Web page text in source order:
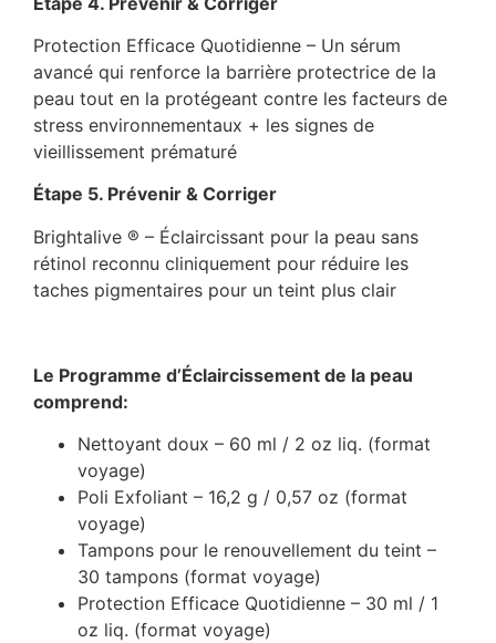
Protection Efficace Quotidienne – Un sérum
avancé qui renforce la barrière protectrice de la
peau tout en la protégeant contre les facteurs de
stress environnementaux + les signes de
vieillissement prématuré
Étape 5. Prévenir & Corriger
Brightalive ® – Éclaircissant pour la peau sans
rétinol reconnu cliniquement pour réduire les
taches pigmentaires pour un teint plus clair
Le Programme d’Éclaircissement de la peau
comprend:
Nettoyant doux – 60 ml / 2 oz liq. (format
voyage)
Poli Exfoliant – 16,2 g / 0,57 oz (format
voyage)
Tampons pour le renouvellement du teint –
30 tampons (format voyage)
Protection Efficace Quotidienne – 30 ml / 1
oz liq. (format voyage)